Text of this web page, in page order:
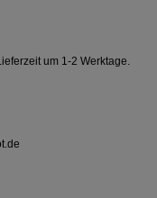
um 1-2 Werktage.